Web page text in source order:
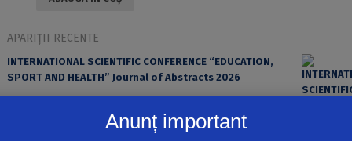
APARIȚII RECENTE
INTERNATIONAL SCIENTIFIC CONFERENCE “EDUCATION,
SPORT AND HEALTH” Journal of Abstracts 2026
Anunț important